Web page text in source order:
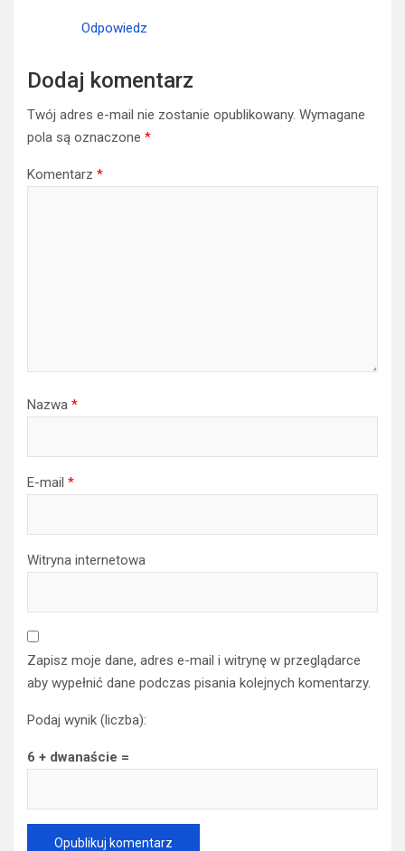
Odpowiedz
Dodaj komentarz
Twój adres e-mail nie zostanie opublikowany. Wymagane
pola są oznaczone *
Komentarz *
Nazwa *
E-mail *
Witryna internetowa
Zapisz moje dane, adres e-mail i witrynę w przeglądarce
aby wypełnić dane podczas pisania kolejnych komentarzy.
Podaj wynik (liczba):
6 + dwanaście =